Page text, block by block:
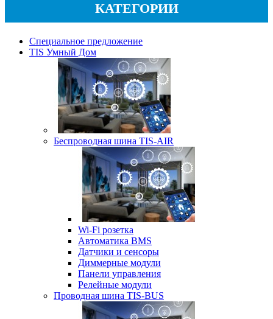
КАТЕГОРИИ
Специальное предложение
TIS Умный Дом
Беспроводная шина TIS-AIR
Wi-Fi розетка
Автоматика BMS
Датчики и сенсоры
Диммерные модули
Панели управления
Релейные модули
Проводная шина TIS-BUS